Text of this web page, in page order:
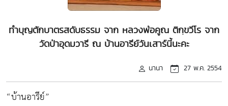
ทำบุญตักบาตรสดับธรรม จาก หลวงพ่อคูณ ติกฺขวีโร จาก
วัดป่าอุดมวารี ณ บ้านอารีย์วันเสาร์นี้นะคะ
นานา 27 พ.ค. 2554
“บ้านอารีย์”